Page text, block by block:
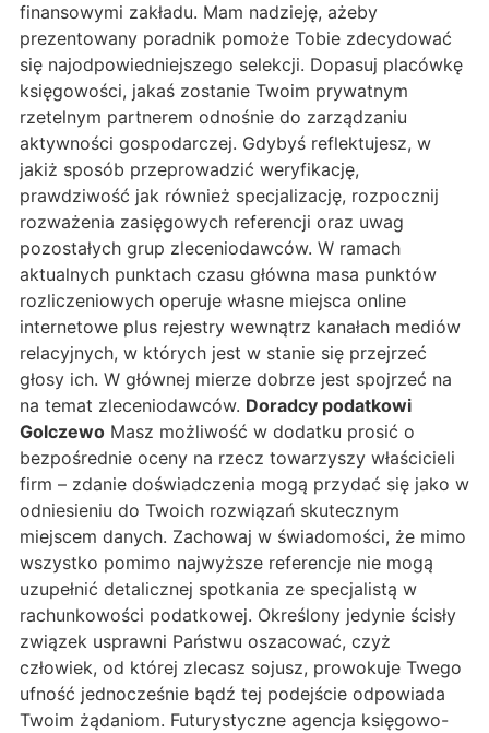
finansowymi zakładu. Mam nadzieję, ażeby
prezentowany poradnik pomoże Tobie zdecydować
się najodpowiedniejszego selekcji. Dopasuj placówkę
księgowości, jakaś zostanie Twoim prywatnym
rzetelnym partnerem odnośnie do zarządzaniu
aktywności gospodarczej. Gdybyś reflektujesz, w
jakiż sposób przeprowadzić weryfikację,
prawdziwość jak również specjalizację, rozpocznij
rozważenia zasięgowych referencji oraz uwag
pozostałych grup zleceniodawców. W ramach
aktualnych punktach czasu główna masa punktów
rozliczeniowych operuje własne miejsca online
internetowe plus rejestry wewnątrz kanałach mediów
relacyjnych, w których jest w stanie się przejrzeć
głosy ich. W głównej mierze dobrze jest spojrzeć na
na temat zleceniodawców. Doradcy podatkowi
Golczewo Masz możliwość w dodatku prosić o
bezpośrednie oceny na rzecz towarzyszy właścicieli
firm – zdanie doświadczenia mogą przydać się jako w
odniesieniu do Twoich rozwiązań skutecznym
miejscem danych. Zachowaj w świadomości, że mimo
wszystko pomimo najwyższe referencje nie mogą
uzupełnić detalicznej spotkania ze specjalistą w
rachunkowości podatkowej. Określony jedynie ścisły
związek usprawni Państwu oszacować, czyż
człowiek, od której zlecasz sojusz, prowokuje Twego
ufność jednocześnie bądź tej podejście odpowiada
Twoim żądaniom. Futurystyczne agencja księgowo-